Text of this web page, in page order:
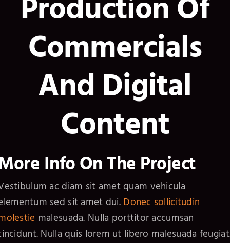
Production Of
Commercials
And Digital
Content
Info On The Project
ac diam sit amet quam vehicula
sed sit amet dui. Donec sollicitudin
malesuada. Nulla porttitor accumsan
Nulla quis lorem ut libero malesuada